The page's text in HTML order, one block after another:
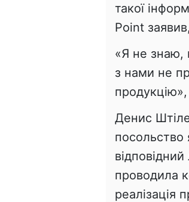
такої
Point
«Я не знаю,
з нами не
Денис
посольство
проводила
реалізація